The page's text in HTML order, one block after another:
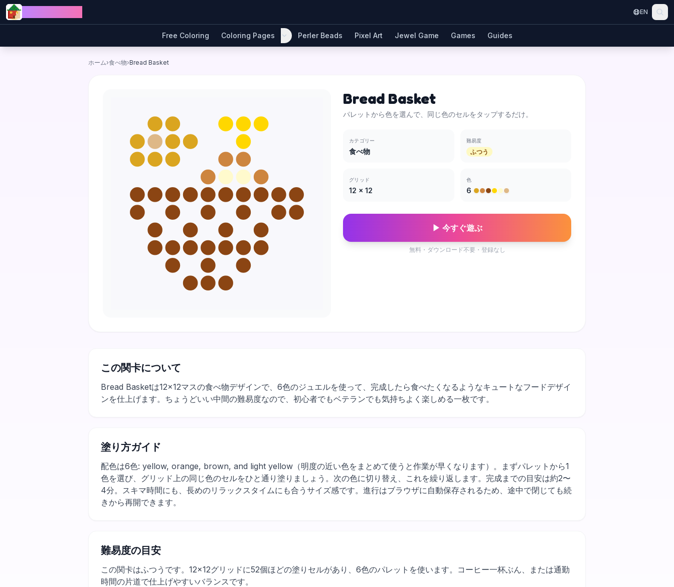
Skip to content
EN
Free Coloring Coloring Pages Perler Beads Pixel Art Jewel Game Games Guides
ホーム›食べ物›Bread Basket
Bread Basket
パレットから色を選んで、同じ色のセルをタップするだけ。
カテゴリー
食べ物
難易度
ふつう
グリッド
12 × 12
色
6
▶ 今すぐ遊ぶ
無料・ダウンロード不要・登録なし
この関卡について
Bread Basketは12×12マスの食べ物デザインで、6色のジュエルを使って、完成したら食べたくなるようなキュートなフードデザイ
ンを仕上げます。ちょうどいい中間の難易度なので、初心者でもベテランでも気持ちよく楽しめる一枚です。
塗り方ガイド
配色は6色: yellow, orange, brown, and light yellow（明度の近い色をまとめて使うと作業が早くなります）。まずパレットから1
色を選び、グリッド上の同じ色のセルをひと通り塗りましょう。次の色に切り替え、これを繰り返します。完成までの目安は約2〜
4分。スキマ時間にも、長めのリラックスタイムにも合うサイズ感です。進行はブラウザに自動保存されるため、途中で閉じても続
きから再開できます。
難易度の目安
この関卡はふつうです。12×12グリッドに52個ほどの塗りセルがあり、6色のパレットを使います。コーヒー一杯ぶん、または通勤
時間の片道で仕上げやすいバランスです。